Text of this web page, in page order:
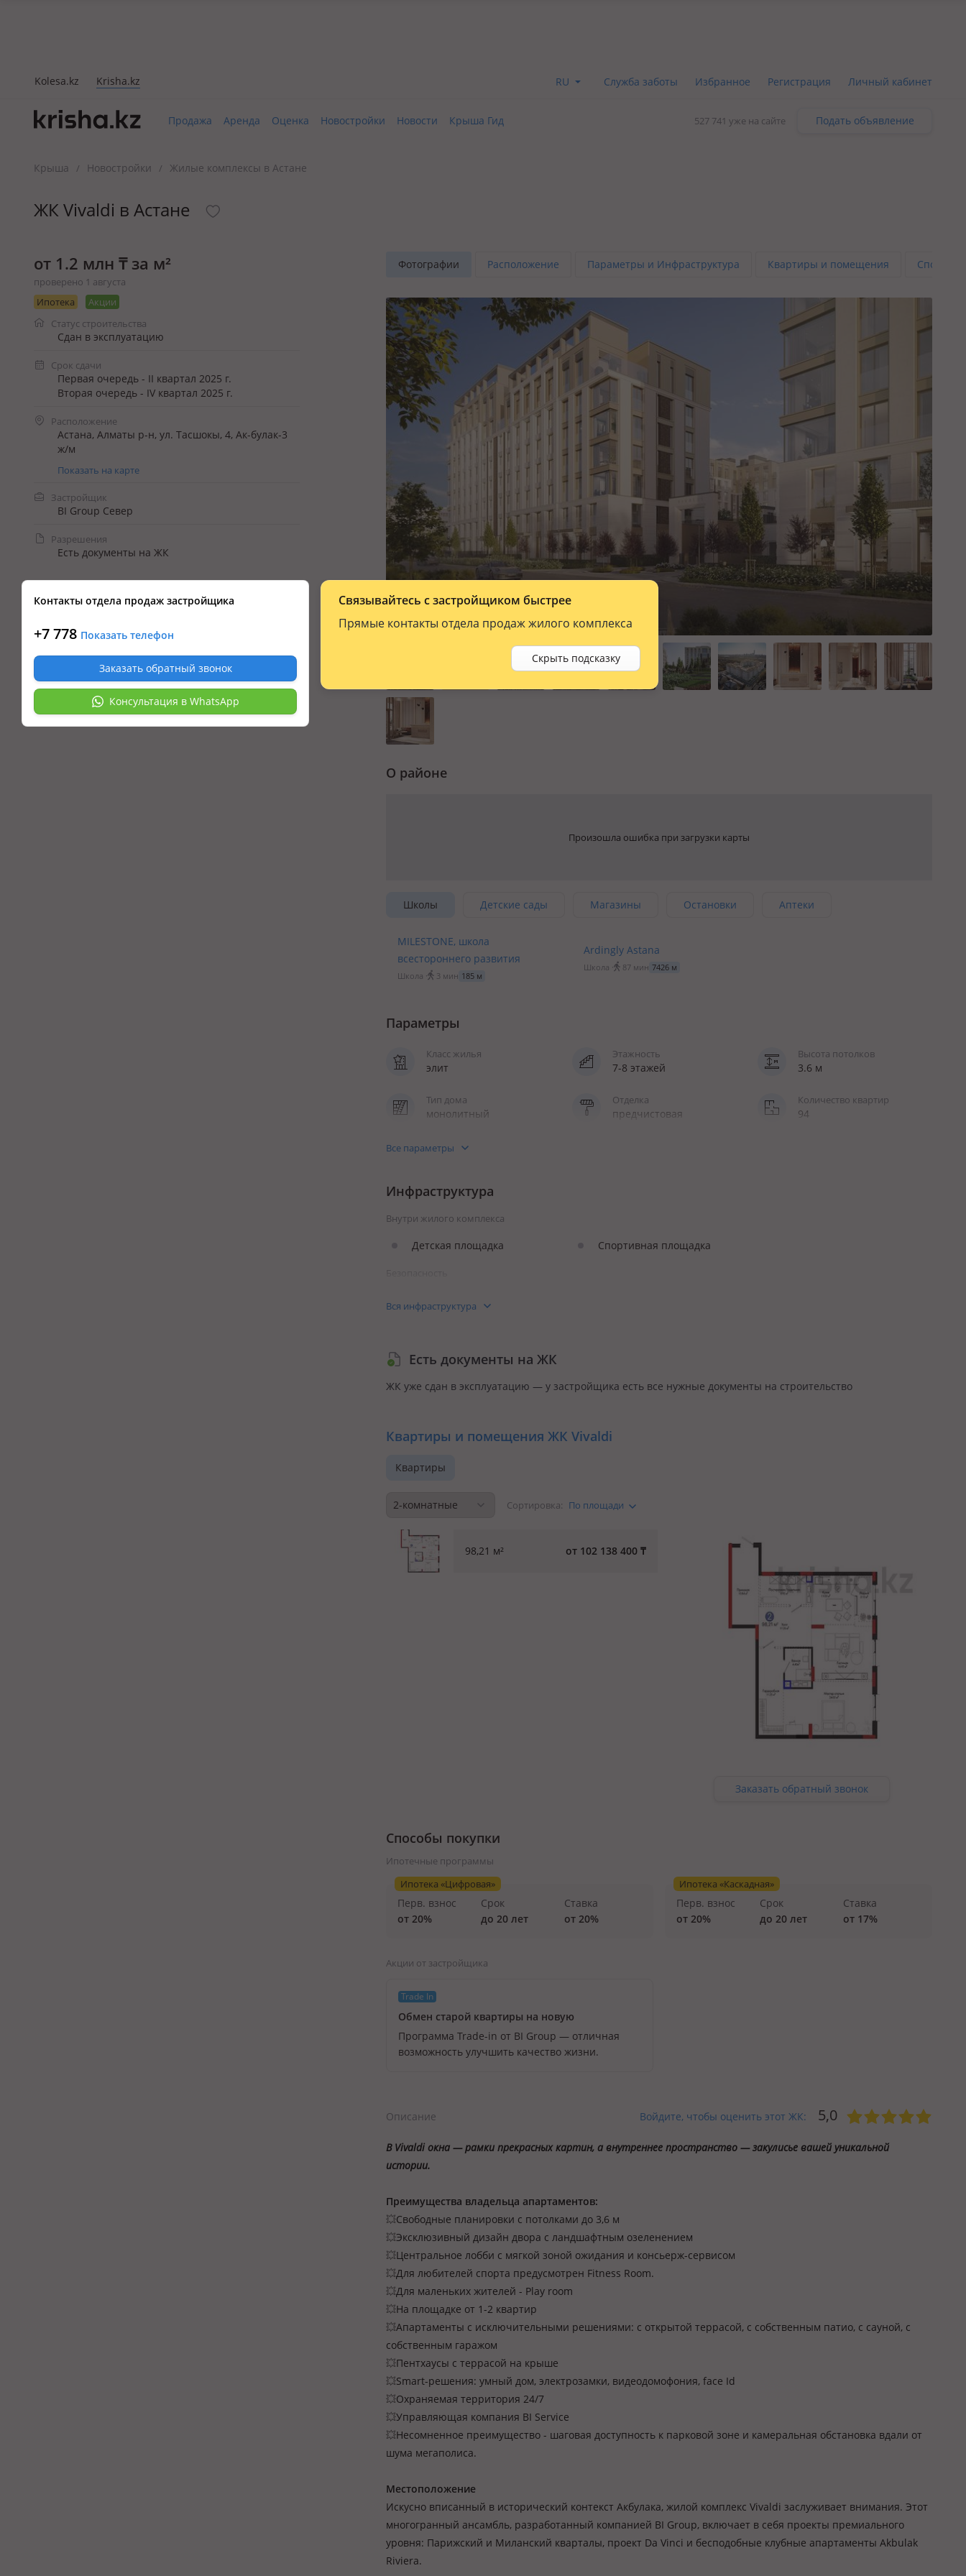
Kolesa.kz Krisha.kz RU Служба заботы Избранное Регистрация Личный кабинет
Продажа Аренда Оценка Новостройки Новости Крыша Гид 527 741 уже на сайте Подать объявление
Крыша / Новостройки / Жилые комплексы в Астане
ЖК Vivaldi в Астане
от 1.2 млн ₸ за м²
проверено 1 августа
Ипотека
Акции
Статус строительства
Сдан в эксплуатацию
Срок сдачи
Первая очередь - II квартал 2025 г.
Вторая очередь - IV квартал 2025 г.
Расположение
Астана, Алматы р-н, ул. Тасшокы, 4​, Ак-булак-3
ж/м
Показать на карте
Застройщик
BI Group Север
Разрешения
Есть документы на ЖК
Контакты отдела продаж застройщика
+7 778 Показать телефон
Заказать обратный звонок
Консультация в WhatsApp
Связывайтесь с застройщиком быстрее
Прямые контакты отдела продаж жилого комплекса
Скрыть подсказку
Фотографии Расположение Параметры и Инфраструктура Квартиры и помещения Способы
О районе
Произошла ошибка при загрузки карты
Школы Детские сады Магазины Остановки Аптеки
MILESTONE, школа
всестороннего развития
Школа · 3 мин 185 м
Ardingly Astana
Школа · 87 мин 7426 м
Параметры
Класс жилья
элит
Этажность
7-8 этажей
Высота потолков
3.6 м
Тип дома
монолитный
Отделка
предчистовая
Количество квартир
94
Квартир в продаже
Отопление
Все параметры
Инфраструктура
Внутри жилого комплекса
Детская площадка Спортивная площадка
Видеонаблюдение
Вся инфраструктура
Есть документы на ЖК
ЖК уже сдан в эксплуатацию — у застройщика есть все нужные документы на строительство
Квартиры и помещения ЖК Vivaldi
Квартиры
Сортировка:
98,21 м² от 102 138 400 ₸
Заказать обратный звонок
Способы покупки
Ипотечные программы
Ипотека «Цифровая»
Перв. взнос
от 20%
Срок
до 20 лет
Ставка
от 20%
Ипотека «Каскадная»
Перв. взнос
от 20%
Срок
до 20 лет
Ставка
от 17%
Акции от застройщика
Trade In
Обмен старой квартиры на новую
Программа Trade-in от BI Group — отличная
возможность улучшить качество жизни.
Описание Войдите, чтобы оценить этот ЖК: 5,0
В Vivaldi окна — рамки прекрасных картин, а внутреннее пространство — закулисье вашей уникальной
истории.
Преимущества владельца апартаментов:
💥Свободные планировки с потолками до 3,6 м
💥Эксклюзивный дизайн двора с ландшафтным озеленением
💥Центральное лобби с мягкой зоной ожидания и консьерж-сервисом
💥Для любителей спорта предусмотрен Fitness Room.
💥Для маленьких жителей - Play room
💥На площадке от 1-2 квартир
💥Апартаменты с исключительными решениями: с открытой террасой, с собственным патио, с сауной, с
собственным гаражом
💥Пентхаусы с террасой на крыше
💥Smart-решения: умный дом, электрозамки, видеодомофония, face Id
💥Охраняемая территория 24/7
💥Управляющая компания BI Service
💥Несомненное преимущество - шаговая доступность к парковой зоне и камеральная обстановка вдали от
шума мегаполиса.
Местоположение
Искусно вписанный в исторический контекст Акбулака, жилой комплекс Vivaldi заслуживает внимания. Этот
многогранный ансамбль, разработанный компанией BI Group, включает в себя проекты премиального
уровня: Парижский и Миланский кварталы, проект Da Vinci и бесподобные клубные апартаменты Akbulak
Riviera.